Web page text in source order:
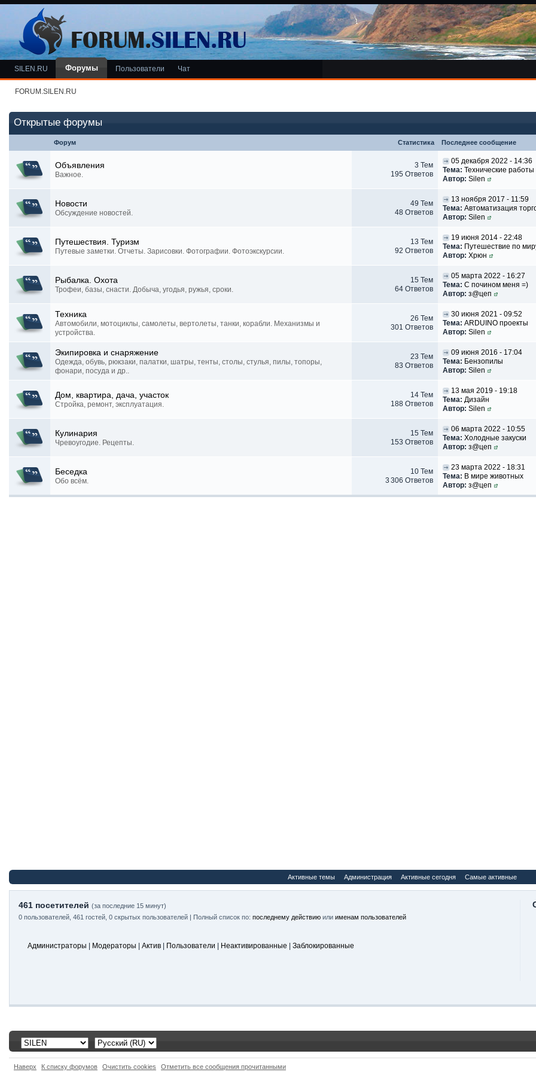
SILEN.RU Форумы Пользователи Чат
FORUM.SILEN.RU
Открытые форумы
Форум Статистика Последнее сообщение
Объявления
Важное.
3 Тем
195 Ответов
05 декабря 2022 - 14:36
Тема: Технические работы
Автор: Silen
Новости
Обсуждение новостей.
49 Тем
48 Ответов
13 ноября 2017 - 11:59
Тема: Автоматизация
Автор: Silen
Путешествия. Туризм
Путевые заметки. Отчеты. Зарисовки. Фотографии. Фотоэкскурсии.
13 Тем
92 Ответов
19 июня 2014 - 22:48
Тема: Путешествие по
Автор: Хрюн
Рыбалка. Охота
Трофеи, базы, снасти. Добыча, угодья, ружья, сроки.
15 Тем
64 Ответов
05 марта 2022 - 16:27
Тема: С почином меня =)
Автор: з@цеп
Техника
Автомобили, мотоциклы, самолеты, вертолеты, танки, корабли. Механизмы и
устройства.
26 Тем
301 Ответов
30 июня 2021 - 09:52
Тема: ARDUINO проекты
Автор: Silen
Экипировка и снаряжение
Одежда, обувь, рюкзаки, палатки, шатры, тенты, столы, стулья, пилы, топоры,
фонари, посуда и др..
23 Тем
83 Ответов
09 июня 2016 - 17:04
Тема: Бензопилы
Автор: Silen
Дом, квартира, дача, участок
Стройка, ремонт, эксплуатация.
14 Тем
188 Ответов
13 мая 2019 - 19:18
Тема: Дизайн
Автор: Silen
Кулинария
Чревоугодие. Рецепты.
15 Тем
153 Ответов
06 марта 2022 - 10:55
Тема: Холодные закуски
Автор: з@цеп
Беседка
Обо всём.
10 Тем
3 306 Ответов
23 марта 2022 - 18:31
Тема: В мире животных
Автор: з@цеп
Активные темы Администрация Активные сегодня Самые активные
461 посетителей (за последние 15 минут)
0 пользователей, 461 гостей, 0 скрытых пользователей | Полный список по: последнему действию или именам пользователей
Администраторы Модераторы Актив Пользователи Неактивированные Заблокированные
Наверх К списку форумов Очистить cookies Отметить все сообщения прочитанными